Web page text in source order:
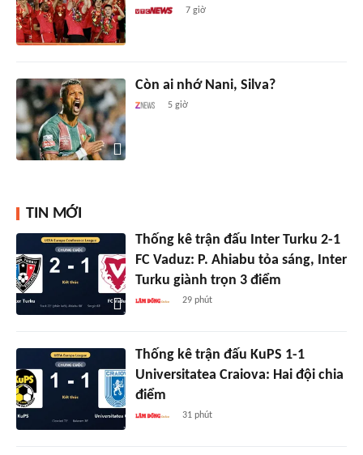
7 giờ
Còn ai nhớ Nani, Silva?
5 giờ
TIN MỚI
Thống kê trận đấu Inter Turku 2-1
FC Vaduz: P. Ahiabu tỏa sáng, Inter
Turku giành trọn 3 điểm
29 phút
Thống kê trận đấu KuPS 1-1
Universitatea Craiova: Hai đội chia
điểm
31 phút